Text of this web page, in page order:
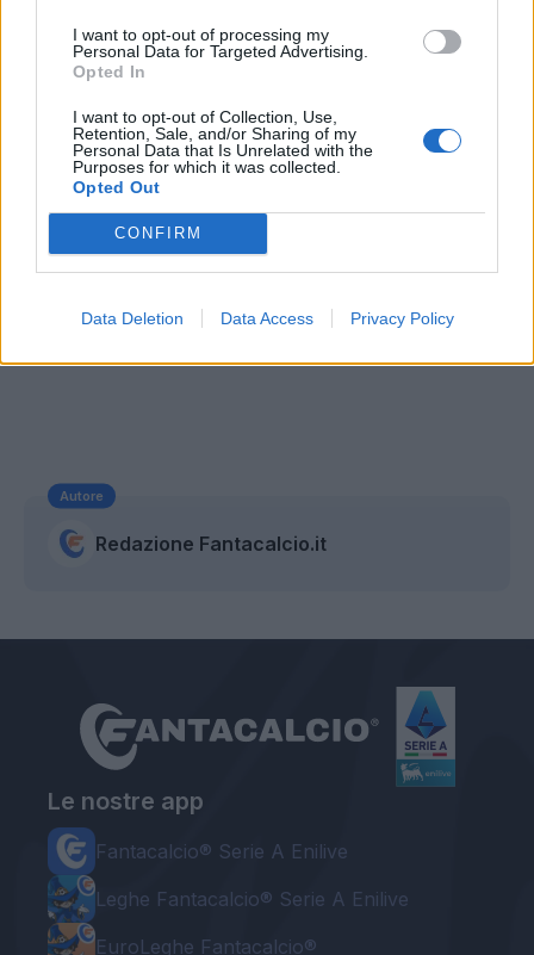
I want to opt-out of processing my
Personal Data for Targeted Advertising.
Opted In
I want to opt-out of Collection, Use,
Retention, Sale, and/or Sharing of my
Personal Data that Is Unrelated with the
Purposes for which it was collected.
Opted Out
CONFIRM
Data Deletion Data Access Privacy Policy
Autore
Redazione Fantacalcio.it
Le nostre app
Fantacalcio® Serie A Enilive
Leghe Fantacalcio® Serie A Enilive
EuroLeghe Fantacalcio®